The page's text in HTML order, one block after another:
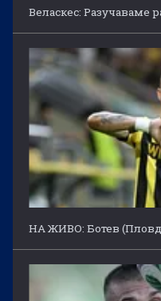
Веласкес: Разучаваме
НА ЖИВО: Ботев